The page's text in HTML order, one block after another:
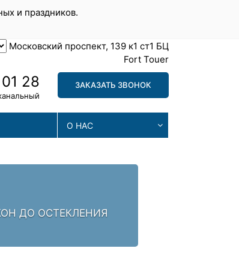
и праздников.
Московский проспект, 139 к1 ст1 БЦ
Fort Touer
28 ЗАКАЗАТЬ ЗВОНОК
О НАС
УСПЕХА -